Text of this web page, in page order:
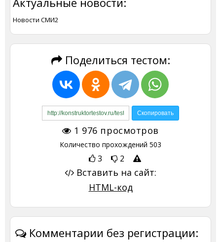
Новости СМИ2
Поделиться тестом:
1 976 просмотров
Количество прохождений 503
3 2
Вставить на сайт:
HTML-код
Комментарии без регистрации: